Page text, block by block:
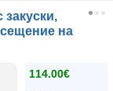
на
114.00€